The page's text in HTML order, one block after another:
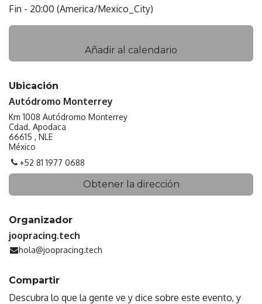
Fin - 20:00 (America/Mexico_City)
Añadir al calendario
Ubicación
Autódromo Monterrey
Km 1008 Autódromo Monterrey
Cdad. Apodaca
66615 , NLE
México
+52 81 1977 0688
Obtener la dirección
Organizador
joopracing.tech
hola@joopracing.tech
Compartir
Descubra lo que la gente ve y dice sobre este evento, y